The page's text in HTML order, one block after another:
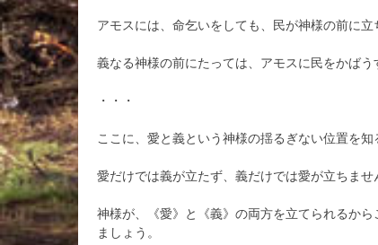
アモスには、命乞いをしても、民が神様の前に
義なる神様の前にたっては、アモスに民をかばう
・・・
ここに、愛と義という神様の揺るぎない位置を知
愛だけでは義が立たず、義だけでは愛が立ちませ
神様が、《愛》と《義》の両方を立てられるか
ましょう。